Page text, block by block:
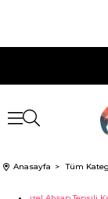
Anasayfa Tüm